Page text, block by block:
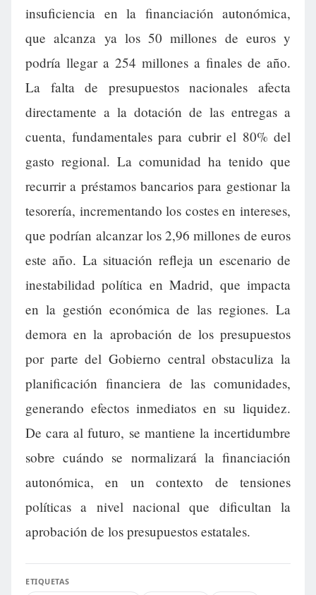
insuficiencia en la financiación autonómica,
que alcanza ya los 50 millones de euros y
podría llegar a 254 millones a finales de año.
La falta de presupuestos nacionales afecta
directamente a la dotación de las entregas a
cuenta, fundamentales para cubrir el 80% del
gasto regional. La comunidad ha tenido que
recurrir a préstamos bancarios para gestionar la
tesorería, incrementando los costes en intereses,
que podrían alcanzar los 2,96 millones de euros
este año. La situación refleja un escenario de
inestabilidad política en Madrid, que impacta
en la gestión económica de las regiones. La
demora en la aprobación de los presupuestos
por parte del Gobierno central obstaculiza la
planificación financiera de las comunidades,
generando efectos inmediatos en su liquidez.
De cara al futuro, se mantiene la incertidumbre
sobre cuándo se normalizará la financiación
autonómica, en un contexto de tensiones
políticas a nivel nacional que dificultan la
aprobación de los presupuestos estatales.
ETIQUETAS